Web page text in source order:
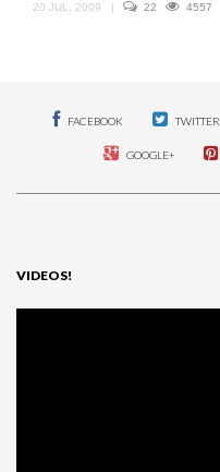
20 JUL, 2009 | 22 4557
FACEBOOK TWITTER
GOOGLE+
VIDEOS!